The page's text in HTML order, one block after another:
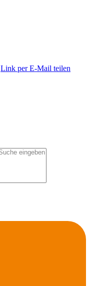
Link per E-Mail teilen